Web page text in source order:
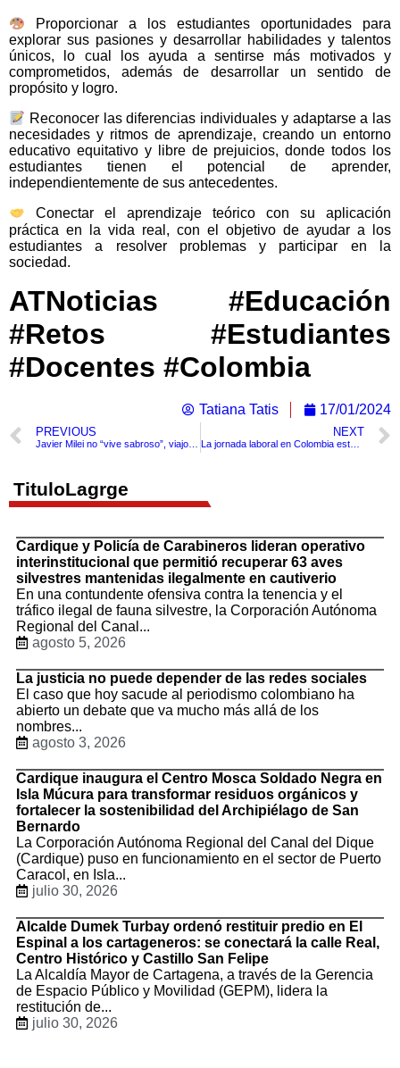
Proporcionar a los estudiantes oportunidades para
explorar sus pasiones y desarrollar habilidades y talentos
únicos, lo cual los ayuda a sentirse más motivados y
comprometidos, además de desarrollar un sentido de
propósito y logro.
Reconocer las diferencias individuales y adaptarse a las
necesidades y ritmos de aprendizaje, creando un entorno
educativo equitativo y libre de prejuicios, donde todos los
estudiantes tienen el potencial de aprender,
independientemente de sus antecedentes.
Conectar el aprendizaje teórico con su aplicación
práctica en la vida real, con el objetivo de ayudar a los
estudiantes a resolver problemas y participar en la
sociedad.
ATNoticias #Educación
#Retos #Estudiantes
#Docentes #Colombia
Tatiana Tatis 17/01/2024
PREVIOUS NEXT
La jornada laboral en Colombia este año se reducirá ¿en cuánto quedará la hora?
TituloLagrge
Cardique y Policía de Carabineros lideran operativo
interinstitucional que permitió recuperar 63 aves
silvestres mantenidas ilegalmente en cautiverio
En una contundente ofensiva contra la tenencia y el
tráfico ilegal de fauna silvestre, la Corporación Autónoma
Regional del Canal...
agosto 5, 2026
La justicia no puede depender de las redes sociales
El caso que hoy sacude al periodismo colombiano ha
abierto un debate que va mucho más allá de los
nombres...
agosto 3, 2026
Cardique inaugura el Centro Mosca Soldado Negra en
Isla Múcura para transformar residuos orgánicos y
fortalecer la sostenibilidad del Archipiélago de San
Bernardo
La Corporación Autónoma Regional del Canal del Dique
(Cardique) puso en funcionamiento en el sector de Puerto
Caracol, en Isla...
julio 30, 2026
Alcalde Dumek Turbay ordenó restituir predio en El
Espinal a los cartageneros: se conectará la calle Real,
Centro Histórico y Castillo San Felipe
La Alcaldía Mayor de Cartagena, a través de la Gerencia
de Espacio Público y Movilidad (GEPM), lidera la
restitución de...
julio 30, 2026